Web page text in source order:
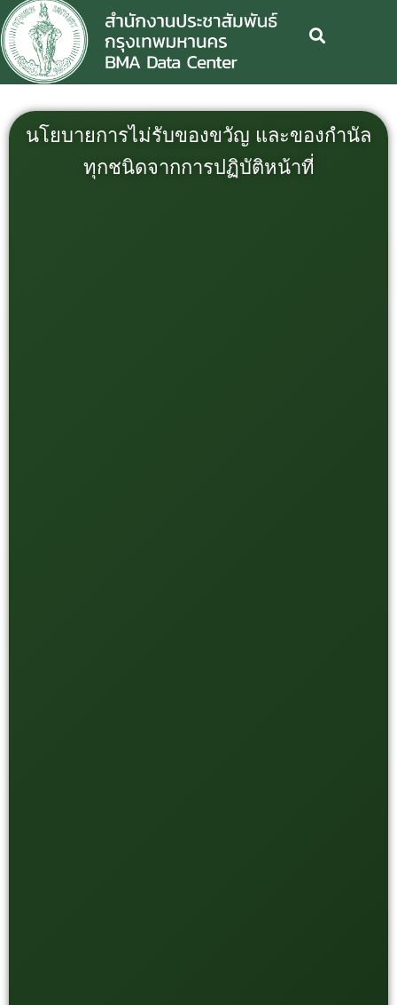
นโยบายการไม่รับของขวัญ และของกำนัล
ทุกชนิดจากการปฏิบัติหน้าที่